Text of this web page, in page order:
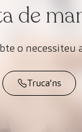
de
o necessiteu
Truca'ns